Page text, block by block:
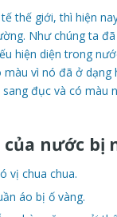
thế giới, thì hiện
Như chúng ta
hiện diện trong
màu vì nó đã ở
đục và có màu
nước bị
vị chua chua.
áo bị ố vàng.